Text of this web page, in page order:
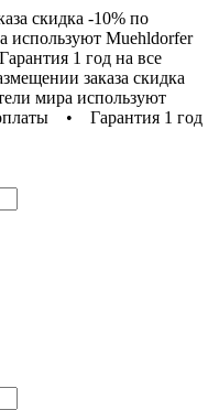
скидка -10% по
используют Muehldorfer
Гарантия 1 год на все
заказа скидка
мира используют
•
Гарантия 1 год